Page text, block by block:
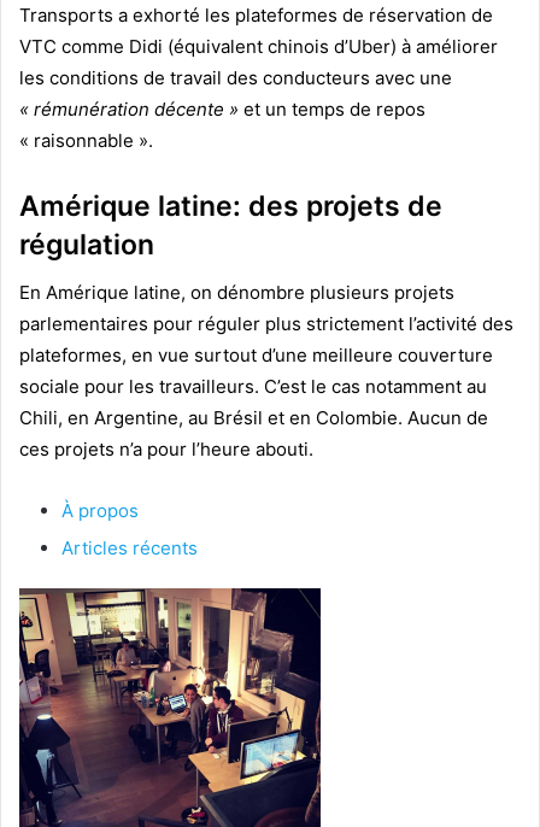
Transports a exhorté les plateformes de réservation de
VTC comme Didi (équivalent chinois d’Uber) à améliorer
les conditions de travail des conducteurs avec une
« rémunération décente » et un temps de repos
« raisonnable ».
Amérique latine: des projets de
régulation
En Amérique latine, on dénombre plusieurs projets
parlementaires pour réguler plus strictement l’activité des
plateformes, en vue surtout d’une meilleure couverture
sociale pour les travailleurs. C’est le cas notamment au
Chili, en Argentine, au Brésil et en Colombie. Aucun de
ces projets n’a pour l’heure abouti.
À propos
Articles récents